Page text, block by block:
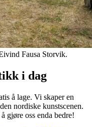
Fausa Storvik.
i dag
å lage. Vi skaper en
nordiske kunstscenen.
gjøre oss enda bedre!